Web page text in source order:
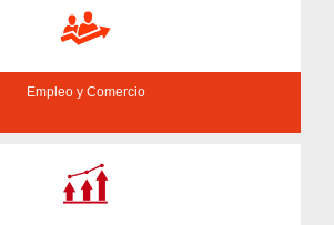
Empleo y Comercio